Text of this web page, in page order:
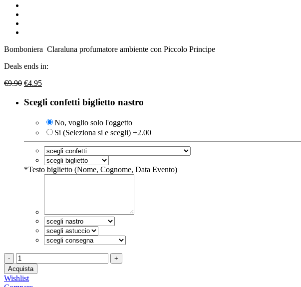
Bomboniera Claraluna profumatore ambiente con Piccolo Principe
Deals ends in:
€9.90 Il
originale
€4.95Il
attuale
è:
€4.95.
Scegli confetti biglietto nastro
No, voglio solo l'oggetto
Si (Seleziona si e scegli) +2.00
*Testo biglietto (Nome, Cognome, Data Evento)
Bomboniera
battesimo
Claraluna
profumatore
Acquista
Wishlist